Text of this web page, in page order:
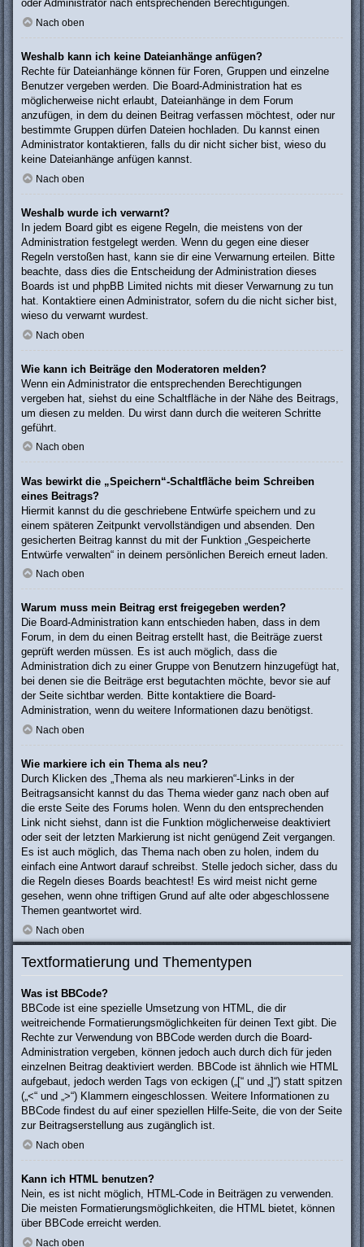
oder Administrator nach entsprechenden Berechtigungen.
Nach oben
Weshalb kann ich keine Dateianhänge anfügen?
Rechte für Dateianhänge können für Foren, Gruppen und einzelne
Benutzer vergeben werden. Die Board-Administration hat es
möglicherweise nicht erlaubt, Dateianhänge in dem Forum
anzufügen, in dem du deinen Beitrag verfassen möchtest, oder nur
bestimmte Gruppen dürfen Dateien hochladen. Du kannst einen
Administrator kontaktieren, falls du dir nicht sicher bist, wieso du
keine Dateianhänge anfügen kannst.
Nach oben
Weshalb wurde ich verwarnt?
In jedem Board gibt es eigene Regeln, die meistens von der
Administration festgelegt werden. Wenn du gegen eine dieser
Regeln verstoßen hast, kann sie dir eine Verwarnung erteilen. Bitte
beachte, dass dies die Entscheidung der Administration dieses
Boards ist und phpBB Limited nichts mit dieser Verwarnung zu tun
hat. Kontaktiere einen Administrator, sofern du die nicht sicher bist,
wieso du verwarnt wurdest.
Nach oben
Wie kann ich Beiträge den Moderatoren melden?
Wenn ein Administrator die entsprechenden Berechtigungen
vergeben hat, siehst du eine Schaltfläche in der Nähe des Beitrags,
um diesen zu melden. Du wirst dann durch die weiteren Schritte
geführt.
Nach oben
Was bewirkt die „Speichern“-Schaltfläche beim Schreiben
eines Beitrags?
Hiermit kannst du die geschriebene Entwürfe speichern und zu
einem späteren Zeitpunkt vervollständigen und absenden. Den
gesicherten Beitrag kannst du mit der Funktion „Gespeicherte
Entwürfe verwalten“ in deinem persönlichen Bereich erneut laden.
Nach oben
Warum muss mein Beitrag erst freigegeben werden?
Die Board-Administration kann entschieden haben, dass in dem
Forum, in dem du einen Beitrag erstellt hast, die Beiträge zuerst
geprüft werden müssen. Es ist auch möglich, dass die
Administration dich zu einer Gruppe von Benutzern hinzugefügt hat,
bei denen sie die Beiträge erst begutachten möchte, bevor sie auf
der Seite sichtbar werden. Bitte kontaktiere die Board-
Administration, wenn du weitere Informationen dazu benötigst.
Nach oben
Wie markiere ich ein Thema als neu?
Durch Klicken des „Thema als neu markieren“-Links in der
Beitragsansicht kannst du das Thema wieder ganz nach oben auf
die erste Seite des Forums holen. Wenn du den entsprechenden
Link nicht siehst, dann ist die Funktion möglicherweise deaktiviert
oder seit der letzten Markierung ist nicht genügend Zeit vergangen.
Es ist auch möglich, das Thema nach oben zu holen, indem du
einfach eine Antwort darauf schreibst. Stelle jedoch sicher, dass du
die Regeln dieses Boards beachtest! Es wird meist nicht gerne
gesehen, wenn ohne triftigen Grund auf alte oder abgeschlossene
Themen geantwortet wird.
Nach oben
Textformatierung und Thementypen
Was ist BBCode?
BBCode ist eine spezielle Umsetzung von HTML, die dir
weitreichende Formatierungsmöglichkeiten für deinen Text gibt. Die
Rechte zur Verwendung von BBCode werden durch die Board-
Administration vergeben, können jedoch auch durch dich für jeden
einzelnen Beitrag deaktiviert werden. BBCode ist ähnlich wie HTML
aufgebaut, jedoch werden Tags von eckigen („[“ und „]“) statt spitzen
(„<“ und „>“) Klammern eingeschlossen. Weitere Informationen zu
BBCode findest du auf einer speziellen Hilfe-Seite, die von der Seite
zur Beitragserstellung aus zugänglich ist.
Nach oben
Kann ich HTML benutzen?
Nein, es ist nicht möglich, HTML-Code in Beiträgen zu verwenden.
Die meisten Formatierungsmöglichkeiten, die HTML bietet, können
über BBCode erreicht werden.
Nach oben